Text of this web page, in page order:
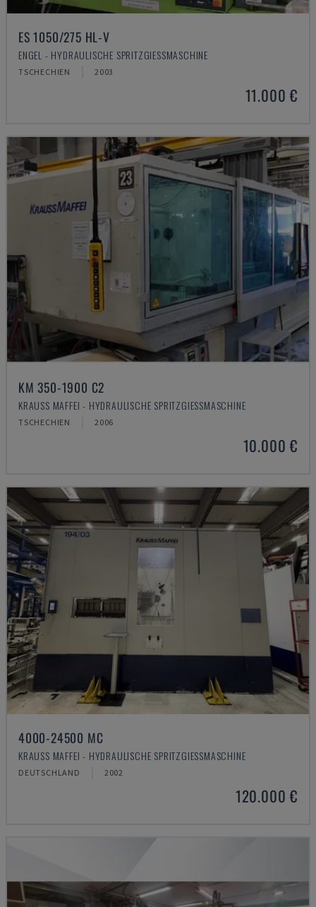
ES 1050/275 HL-V
ENGEL - HYDRAULISCHE SPRITZGIESSMASCHINE
TSCHECHIEN 2003
11.000 €
KM 350-1900 C2
KRAUSS MAFFEI - HYDRAULISCHE SPRITZGIESSMASCHINE
TSCHECHIEN 2006
10.000 €
4000-24500 MC
KRAUSS MAFFEI - HYDRAULISCHE SPRITZGIESSMASCHINE
DEUTSCHLAND 2002
120.000 €